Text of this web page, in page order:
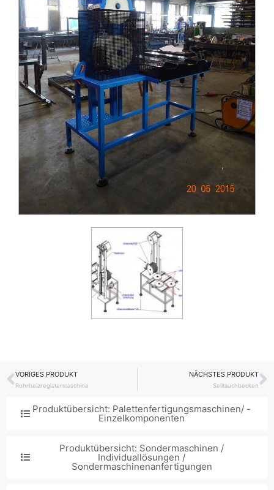
Zurück
VORIGES PRODUKT
Rohrheizregistermaschine
NÄCHSTES PRODUKT
Seiltauchbecken
Produktübersicht: Palettenfertigungsmaschinen/ -
Einzelkomponenten
Produktübersicht: Sondermaschinen /
Individuallösungen /
Sondermaschinenanfertigungen